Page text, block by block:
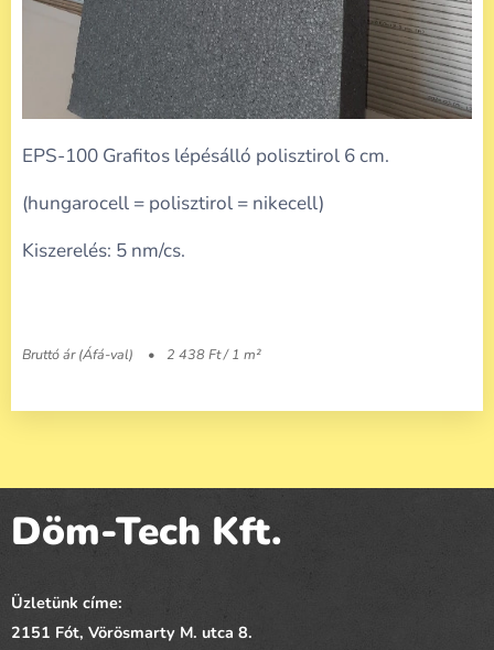
EPS-100 Grafitos lépésálló polisztirol 6 cm.
(hungarocell = polisztirol = nikecell)
Kiszerelés: 5 nm/cs.
Bruttó ár (Áfá-val) 2 438 Ft / 1 m²
Döm-Tech Kft.
Üzletünk címe:
2151 Fót, Vörösmarty M. utca 8.